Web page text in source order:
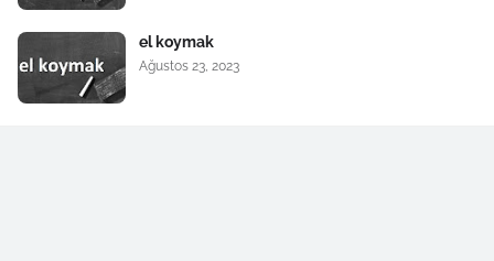
el koymak
Ağustos 23, 2023